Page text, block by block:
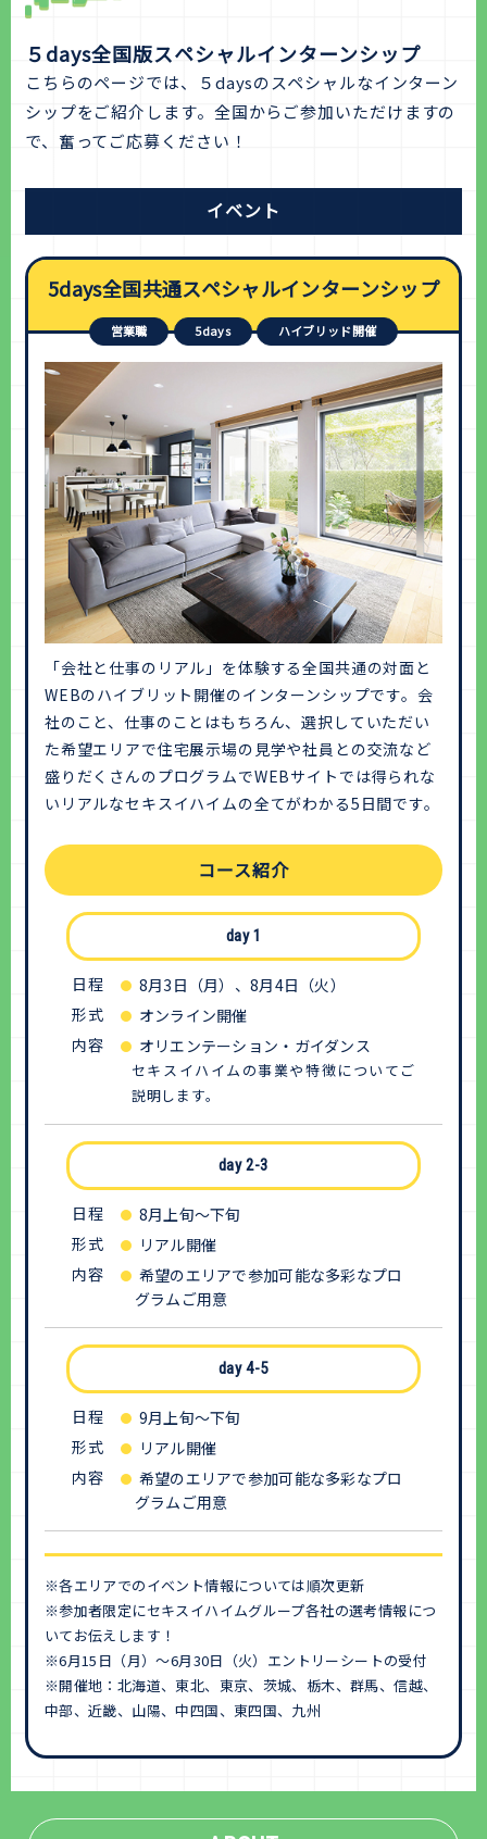
５days全国版スペシャルインターンシップ
こちらのページでは、５daysのスペシャルなインターン
シップをご紹介します。全国からご参加いただけますの
で、奮ってご応募ください！
イベント
5days全国共通スペシャルインターンシップ
営業職 5days ハイブリッド開催
「会社と仕事のリアル」を体験する全国共通の対面と
WEBのハイブリット開催のインターンシップです。会
社のこと、仕事のことはもちろん、選択していただい
た希望エリアで住宅展示場の見学や社員との交流など
盛りだくさんのプログラムでWEBサイトでは得られな
いリアルなセキスイハイムの全てがわかる5日間です。
コース紹介
day 1
日程
8月3日（月）、8月4日（火）
形式
オンライン開催
内容
オリエンテーション・ガイダンス
セキスイハイムの事業や特徴についてご
説明します。
day 2-3
日程
8月上旬～下旬
形式
リアル開催
内容
希望のエリアで参加可能な多彩なプロ
グラムご用意
day 4-5
日程
9月上旬～下旬
形式
リアル開催
内容
希望のエリアで参加可能な多彩なプロ
グラムご用意
※各エリアでのイベント情報については順次更新
※参加者限定にセキスイハイムグループ各社の選考情報につ
いてお伝えします！
※6月15日（月）～6月30日（火）エントリーシートの受付
※開催地：北海道、東北、東京、茨城、栃木、群馬、信越、
中部、近畿、山陽、中四国、東四国、九州